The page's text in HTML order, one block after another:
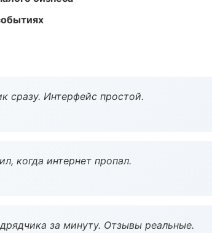
сразу. Интерфейс простой.
когда интернет пропал.
за минуту. Отзывы реальные.